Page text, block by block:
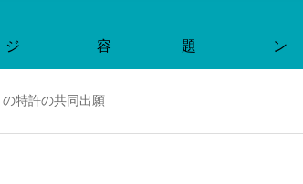
ジ 容 題 ン
特許の共同出願